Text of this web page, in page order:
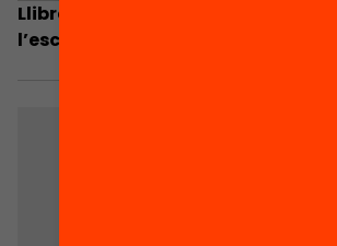
Llibre Blanc de la participació de
l’escola